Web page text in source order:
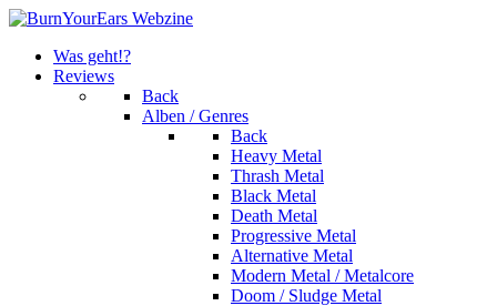
Was geht!?
Reviews
Back
Alben / Genres
Back
Heavy Metal
Thrash Metal
Black Metal
Death Metal
Progressive Metal
Alternative Metal
Modern Metal / Metalcore
Doom / Sludge Metal